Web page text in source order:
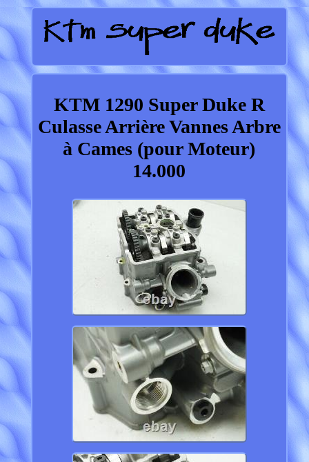
KTM 1290 Super Duke R
Culasse Arrière Vannes Arbre
à Cames (pour Moteur)
14.000